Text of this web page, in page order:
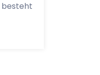
besteht